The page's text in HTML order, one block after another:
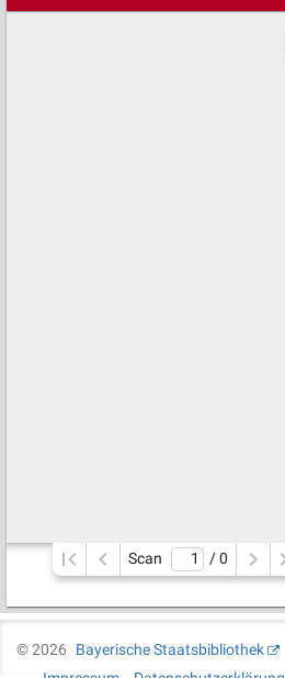
Scan / 0
©2026
Bayerische Staatsbibliothek